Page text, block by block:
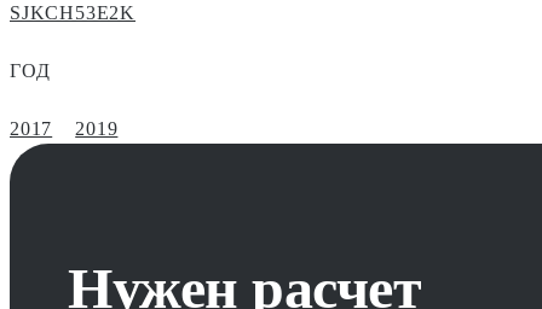
SJKCH53E2K
ГОД
2017 2019
Нужен расчет